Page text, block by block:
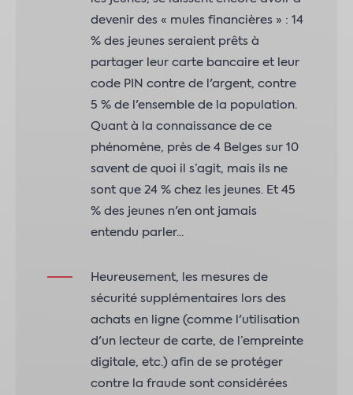
devenir des « mules financières » : 14
% des jeunes seraient prêts à
partager leur carte bancaire et leur
code PIN contre de l'argent, contre
5 % de l'ensemble de la population.
Quant à la connaissance de ce
phénomène, près de 4 Belges sur 10
savent de quoi il s’agit, mais ils ne
sont que 24 % chez les jeunes. Et 45
% des jeunes n'en ont jamais
entendu parler...
Heureusement, les mesures de
sécurité supplémentaires lors des
achats en ligne (comme l'utilisation
d'un lecteur de carte, de l’empreinte
digitale, etc.) afin de se protéger
contre la fraude sont considérées